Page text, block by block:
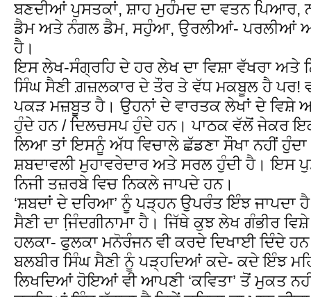
ਬਣਦੀਆਂ ਪੁਸਤਕਾਂ, ਸ਼ਾਹ ਮੁਹੰਮਦ ਦਾ ਵਤਨ ਪਿਆਰ,
ਡੈਮ ਅਤੇ ਨੰਗਲ ਡੈਮ, ਸਹੁੰਆ, ਉਰਲੀਆਂ- ਪਰਲੀਆਂ
ਹੈ।
ਇਸ ਲੇਖ-ਸੰਗ੍ਰਹਿ ਦੇ ਹਰ ਲੇਖ ਦਾ ਵਿਸ਼ਾ ਵੱਖਰਾ ਅਤੇ
ਸਿੰਘ ਸੈਣੀ ਗ਼ਜ਼ਲਕਾਰ ਦੇ ਤੌਰ ਤੇ ਵੱਧ ਮਕਬੂਲ ਹੈ ਪਰ!
ਪਕੜ ਮਜ਼ਬੂਤ ਹੈ। ਉਹਨਾਂ ਦੇ ਵਾਰਤਕ ਲੇਖਾਂ ਦੇ ਵਿਸ਼ੇ
ਹੁੰਦੇ ਹਨ / ਦਿਲਚਸਪ ਹੁੰਦੇ ਹਨ। ਪਾਠਕ ਵੱਲੋਂ ਜੇਕਰ
ਲਿਆ ਤਾਂ ਇਸਨੂੰ ਅੱਧ ਵਿਚਾਲੇ ਛੱਡਣਾ ਸੌਖਾ ਨਹੀਂ
ਸ਼ਬਦਾਵਲੀ ਮੁਹਾਵਰੇਦਾਰ ਅਤੇ ਸਰਲ ਹੁੰਦੀ ਹੈ। ਇਸ
ਨਿਜੀ ਤਜ਼ਰਬੇ ਵਿਚ ਨਿਕਲੇ ਜਾਪਦੇ ਹਨ।
‘ਸ਼ਬਦਾਂ ਦੇ ਦਰਿਆ’ ਨੂੰ ਪੜ੍ਹਨ ਉਪਰੰਤ ਇੰਝ ਜਾਪਦਾ
ਸੈਣੀ ਦਾ ਜਿ਼ੰਦਗੀਨਾਮਾ ਹੈ। ਜਿੱਥੇ ਕੁਝ ਲੇਖ ਗੰਭੀਰ
ਹਲਕਾ- ਫੁਲਕਾ ਮਨੋਰੰਜਨ ਵੀ ਕਰਦੇ ਦਿਖਾਈ ਦਿੰਦੇ
ਬਲਬੀਰ ਸਿੰਘ ਸੈਣੀ ਨੂੰ ਪੜ੍ਹਦਿਆਂ ਕਦੇ- ਕਦੇ ਇੰਝ
ਲਿਖਦਿਆਂ ਹੋਇਆਂ ਵੀ ਆਪਣੀ ‘ਕਵਿਤਾ’ ਤੋਂ ਮੁਕਤ